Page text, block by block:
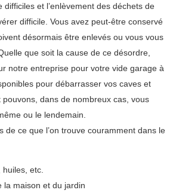
et l’enlèvement des déchets de
difficile. Vous avez peut-être conservé
désormais être enlevés ou vous vous
que soit la cause de ce désordre,
notre entreprise pour votre vide garage à
pour débarrasser vos caves et
dans de nombreux cas, vous
ou le lendemain.
de ce que l’on trouve couramment dans le
etc.
la maison et du jardin